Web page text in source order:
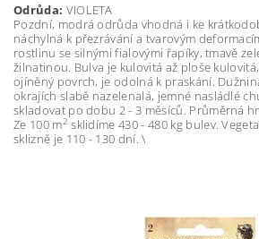
Odrůda: VIOLETA
Pozdní, modrá odrůda vhodná i ke
náchylná k přezrávání a tvarovým
rostlinu se silnými fialovými řapíky, tmavě
žilnatinou. Bulva je kulovitá až ploše
ojíněný povrch, je odolná k praskání.
okrajích slabě nazelenalá, jemné nasládlé
skladovat po dobu 2 - 3 měsíců. Průměrná
Ze 100 m2 sklidíme 430 - 480 kg bulev.
sklizně je 110 - 130 dní. \